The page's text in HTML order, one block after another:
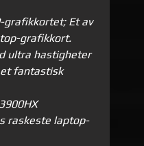
grafikkortet; Et av
grafikkort.
ultra hastigheter
fantastisk
raskeste laptop-